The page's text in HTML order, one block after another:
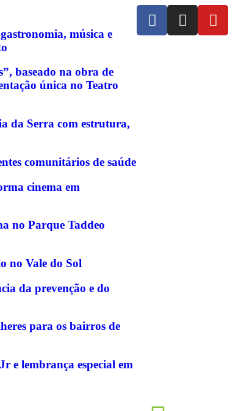
música e
baseado na obra de
única no Teatro
da Serra com estrutura,
comunitários de saúde
cinema em
no Parque Taddeo
no Vale do Sol
da prevenção e do
para os bairros de
e lembrança especial em